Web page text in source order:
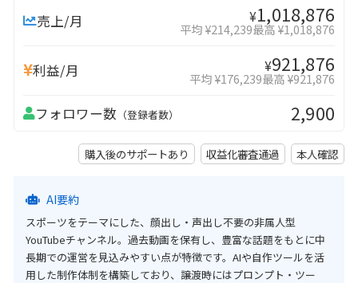
売上/月 ¥1,018,876
平均 ¥214,239最高 ¥1,018,876
利益/月 ¥921,876
平均 ¥176,239最高 ¥921,876
フォロワー数 （登録者数） 2,900
購入後のサポートあり 収益化審査通過 本人確認
AI要約
スポーツをテーマにした、顔出し・声出し不要の非属人型
YouTubeチャンネル。過去動画を保有し、豊富な話題をもとに中
長期での運営を見込みやすい点が特徴です。AIや自作ツールを活
用した制作体制を構築しており、譲渡時にはプロンプト・ツー